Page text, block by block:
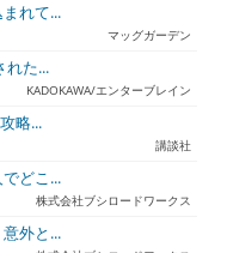
れて...
マッグガーデン
れた...
KADOKAWA/エンターブレイン
略...
講談社
どこ...
株式会社ブシロードワークス
外と...